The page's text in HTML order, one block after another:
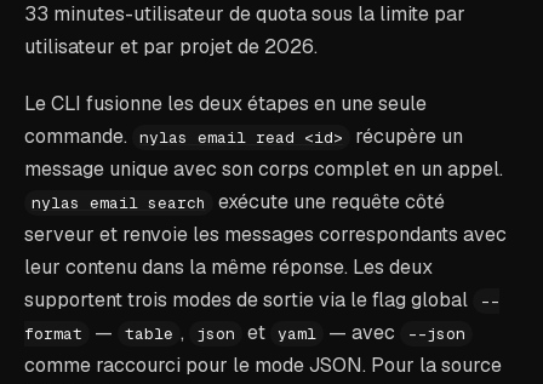
33 minutes-utilisateur de quota sous la limite par
utilisateur et par projet de 2026.
Le CLI fusionne les deux étapes en une seule
commande.
nylas email read <id>
récupère un
message unique avec son corps complet en un appel.
nylas email search
exécute une requête côté
serveur et renvoie les messages correspondants avec
leur contenu dans la même réponse. Les deux
supportent trois modes de sortie via le flag global
--
format
— table , json et yaml — avec --json
comme raccourci pour le mode JSON. Pour la source